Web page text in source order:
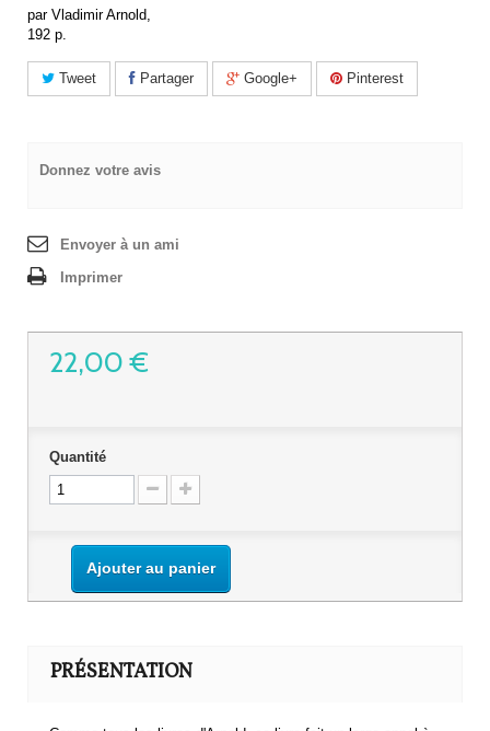
par Vladimir Arnold,
192 p.
Tweet Partager Google+ Pinterest
Donnez votre avis
Envoyer à un ami
Imprimer
22,00 €
Quantité
Ajouter au panier
PRÉSENTATION